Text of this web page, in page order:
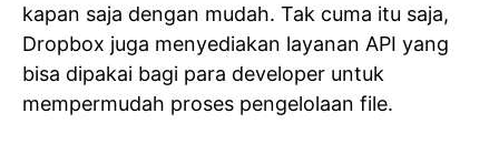
kapan saja dengan mudah. Tak cuma itu saja,
Dropbox juga menyediakan layanan API yang
bisa dipakai bagi para developer untuk
mempermudah proses pengelolaan file.